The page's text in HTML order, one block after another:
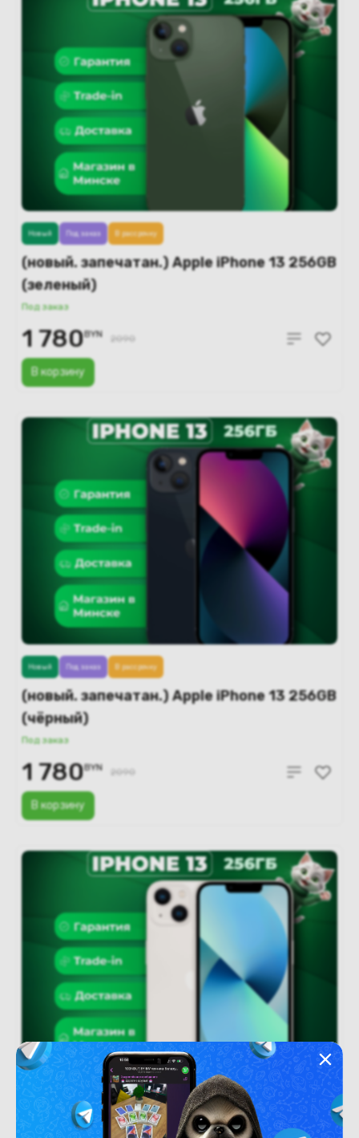
(новый. запечатан.) Apple iPhone 13 256GB
(зеленый)
Под заказ
В корзину
Новый Под заказ В рассрочку
1 780BYN 2090
(новый. запечатан.) Apple iPhone 13 256GB
(чёрный)
Под заказ
В корзину
Новый Под заказ В рассрочку
1 780BYN 2090
(новый. запечатан.) Apple iPhone 13 256GB
Новый Под заказ В рассрочку